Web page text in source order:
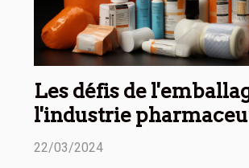
Les défis de
l'industrie
22/03/2024